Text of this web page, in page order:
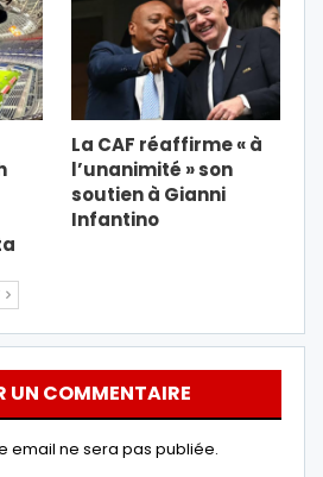
La CAF réaffirme « à
l’unanimité » son
soutien à Gianni
Infantino
UN COMMENTAIRE
email ne sera pas publiée.